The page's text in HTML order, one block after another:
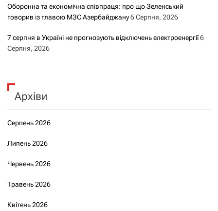
Оборонна та економічна співпраця: про що Зеленський
говорив із главою МЗС Азербайджану6 Серпня, 2026
7 серпня в Україні не прогнозують відключень електроенергії6
Серпня, 2026
Архіви
Серпень 2026
Липень 2026
Червень 2026
Травень 2026
Квітень 2026